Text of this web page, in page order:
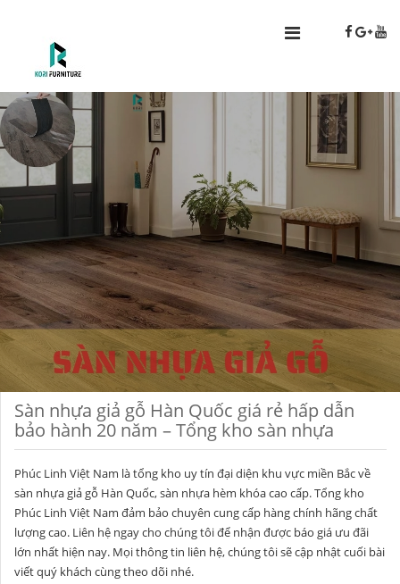
Sàn nhựa giả gỗ Hàn Quốc giá rẻ hấp dẫn
bảo hành 20 năm – Tổng kho sàn nhựa
Phúc Linh Việt Nam là tổng kho uy tín đại diện khu vực miền Bắc về
sàn nhựa giả gỗ Hàn Quốc, sàn nhựa hèm khóa cao cấp. Tổng kho
Phúc Linh Việt Nam đảm bảo chuyên cung cấp hàng chính hãng chất
lượng cao. Liên hệ ngay cho chúng tôi để nhận được báo giá ưu đãi
lớn nhất hiện nay. Mọi thông tin liên hệ, chúng tôi sẽ cập nhật cuối bài
viết quý khách cùng theo dõi nhé.